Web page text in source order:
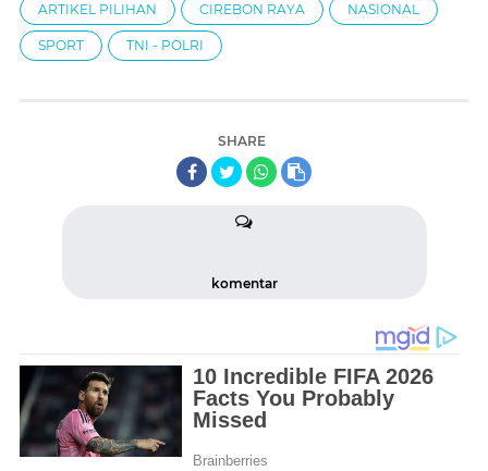
ARTIKEL PILIHAN CIREBON RAYA NASIONAL
SPORT TNI - POLRI
SHARE
komentar